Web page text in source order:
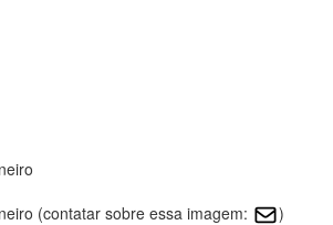
(contatar sobre essa imagem:
)